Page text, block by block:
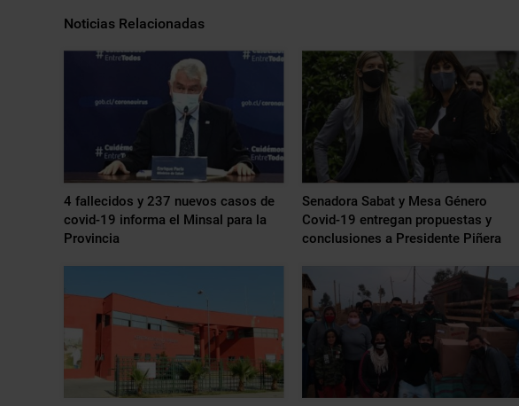
Noticias Relacionadas
4 fallecidos y 237 nuevos casos de
covid-19 informa el Minsal para la
Provincia
Senadora Sabat y Mesa Género
Covid-19 entregan propuestas y
conclusiones a Presidente Piñera